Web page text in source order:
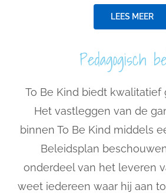
LEES MEER
Pedagogisch
To Be Kind biedt kwalitatief
Het vastleggen van de
binnen To Be Kind middels
Beleidsplan
onderdeel van het leveren
weet iedereen waar hij aan